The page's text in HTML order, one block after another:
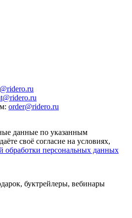
: order@ridero.ru
данные по указанным
своё согласие на условиях,
обработки персональных данных
буктрейлеры, вебинары